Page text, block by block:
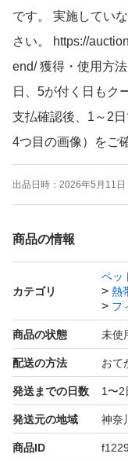
です。 実施してい
さい。 https://
end/ 獲得・使用方
日、5が付く日もク
支払確認後、1～2
4つ目の画像）をご
内径 4mm のエアー
す。
奈良県の出品者がい
表示）を証明してい
記載していますが
ンプからのエアー圧
初期不良（輸送事故
対応待てない急ぎで
で落札・購入してく
しているのに輸送
出品日時： 2026年5月11日
商品の情報
カテゴリ
ペッ
熱
フ
商品の状態 未使
配送の方法 おて
発送までの日数 1〜2
発送元の地域 神奈
商品ID